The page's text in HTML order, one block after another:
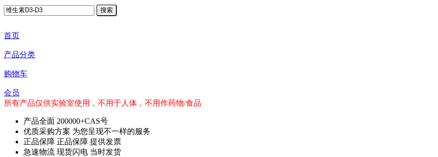
搜索
首页
产品分类
购物车
会员
所有产品仅供实验室使用，不用于人体，不用作药物/食品
产品全面 200000+CAS号
优质采购方案 为您呈现不一样的服务
正品保障 正品保障 提供发票
急速物流 现货闪电 当时发货